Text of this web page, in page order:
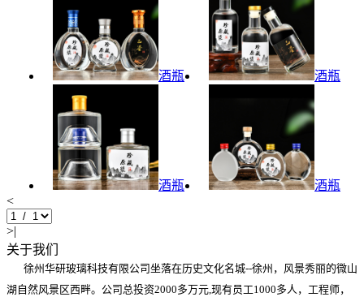
酒瓶 酒瓶
酒瓶 酒瓶
<
>|
关于我们
徐州华研玻璃科技有限公司坐落在历史文化名城--徐州，风景秀丽的微山
湖自然风景区西畔。公司总投资2000多万元,现有员工1000多人，工程师，